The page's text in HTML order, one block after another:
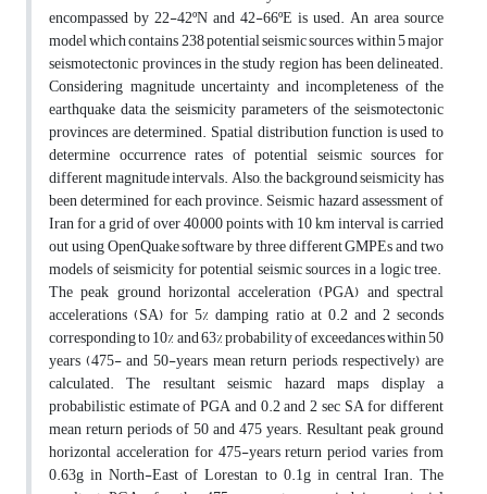
encompassed by 22-42ºN and 42-66ºE is used. An area source
model which contains 238 potential seismic sources within 5 major
seismotectonic provinces in the study region has been delineated.
Considering magnitude uncertainty and incompleteness of the
earthquake data, the seismicity parameters of the seismotectonic
provinces are determined. Spatial distribution function is used to
determine occurrence rates of potential seismic sources for
different magnitude intervals. Also, the background seismicity has
been determined for each province. Seismic hazard assessment of
Iran for a grid of over 40,000 points with 10 km interval is carried
out using OpenQuake software by three different GMPEs and two
models of seismicity for potential seismic sources in a logic tree.
The peak ground horizontal acceleration (PGA) and spectral
accelerations (SA) for 5% damping ratio at 0.2 and 2 seconds
corresponding to 10% and 63% probability of exceedances within 50
years (475- and 50-years mean return periods, respectively) are
calculated. The resultant seismic hazard maps display a
probabilistic estimate of PGA and 0.2 and 2 sec SA for different
mean return periods of 50 and 475 years. Resultant peak ground
horizontal acceleration for 475-years return period varies from
0.63g in North-East of Lorestan to 0.1g in central Iran. The